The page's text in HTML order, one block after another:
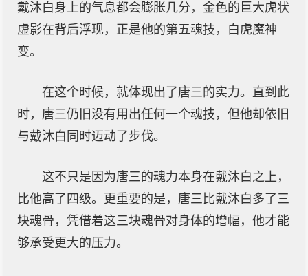
戴沐白身上的气息都会膨胀几分，金色的巨大虎状
虚影在背后浮现，正是他的第五魂技，白虎魔神
变。
在这个时候，就体现出了唐三的实力。直到此
时，唐三仍旧没有用出任何一个魂技，但他却依旧
与戴沐白同时迈动了步伐。
这不只是因为唐三的魂力本身在戴沐白之上，
比他高了四级。更重要的是，唐三比戴沐白多了三
块魂骨，凭借着这三块魂骨对身体的增幅，他才能
够承受更大的压力。